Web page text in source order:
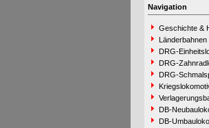
Navigation
Geschichte &
Länderbahnen
DRG-
DRG-
DRG-
DB-
DB-